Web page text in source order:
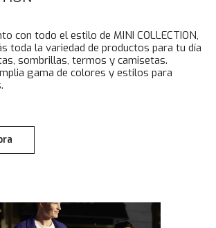
con todo el estilo de MINI COLLECTION,
toda la variedad de productos para tu día
sombrillas, termos y camisetas.
gama de colores y estilos para